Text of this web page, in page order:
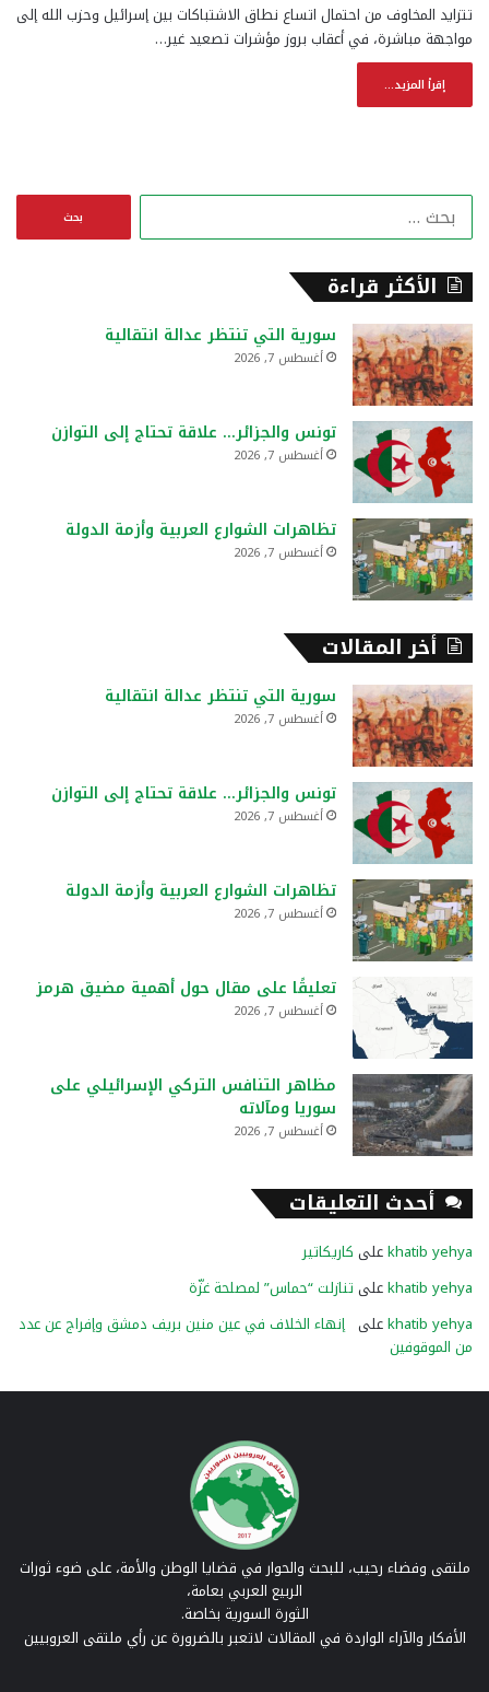
تتزايد المخاوف من احتمال اتساع نطاق الاشتباكات بين إسرائيل وحزب الله إلى
مواجهة مباشرة، في أعقاب بروز مؤشرات تصعيد غير…
إقرأ المزيد...
ن
الأكثر قراءة
سورية التي تنتظر عدالة انتقالية
أغسطس 7, 2026
تونس والجزائر… علاقة تحتاج إلى التوازن
أغسطس 7, 2026
تظاهرات الشوارع العربية وأزمة الدولة
أغسطس 7, 2026
أخر المقالات
سورية التي تنتظر عدالة انتقالية
أغسطس 7, 2026
تونس والجزائر… علاقة تحتاج إلى التوازن
أغسطس 7, 2026
تظاهرات الشوارع العربية وأزمة الدولة
أغسطس 7, 2026
تعليقًا على مقال حول أهمية مضيق هرمز
أغسطس 7, 2026
مظاهر التنافس التركي الإسرائيلي على
سوريا ومآلاته
أغسطس 7, 2026
أحدث التعليقات
khatib yehyaعلى كاريكاتير
khatib yehyaعلى تنازلت “حماس” لمصلحة غزّة
khatib yehyaعلى إنهاء الخلاف في عين منين بريف دمشق وإفراج عن عدد
من الموقوفين
ملتقى وفضاء رحيب، للبحث والحوار في قضايا الوطن والأمة، على ضوء ثورات
الربيع العربي بعامة،
الثورة السورية بخاصة.
الأفكار والآراء الواردة في المقالات لاتعبر بالضرورة عن رأي ملتقى العروبيين